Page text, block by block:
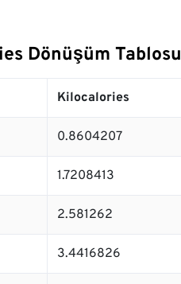
Dönüşüm Tablosu
Kilocalories
0.8604207
1.7208413
2.581262
3.4416826